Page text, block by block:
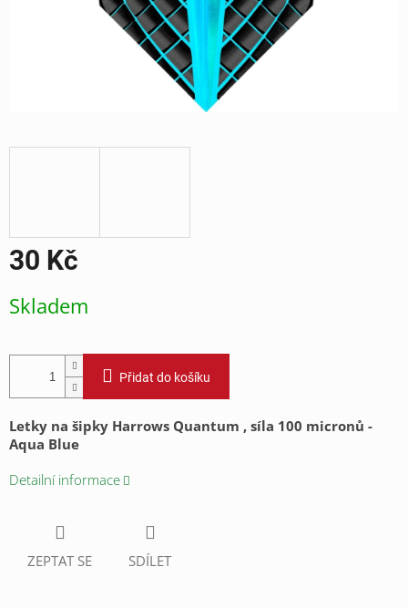
30 Kč
cena:
Skladem
Přidat do košíku
Letky na šipky Harrows Quantum , síla 100 micronů -
Aqua Blue
Detailní informace
ZEPTAT SE SDÍLET